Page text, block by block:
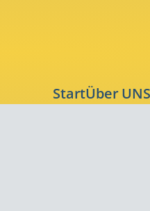
StartÜber UNS